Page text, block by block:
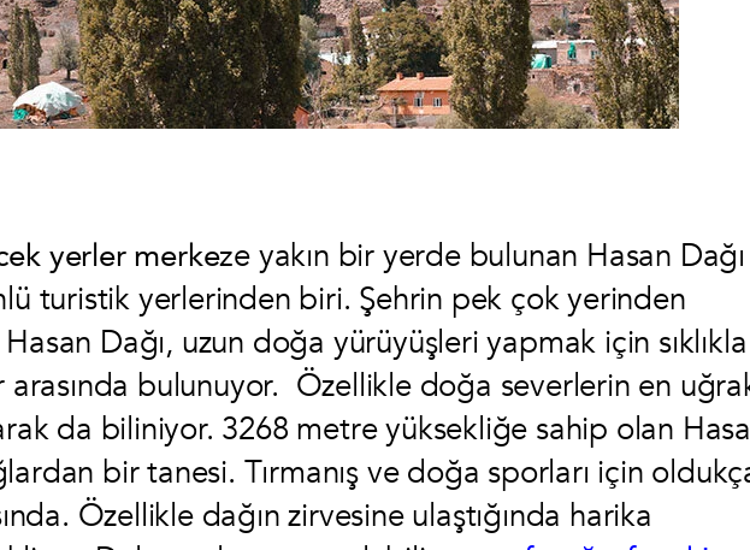
yerler merkeze yakın bir yerde bulunan Hasan Dağı
turistik yerlerinden biri. Şehrin pek çok yerinden
Dağı, uzun doğa yürüyüşleri yapmak için sıklıkla
bulunuyor. Özellikle doğa severlerin en
da biliniyor. 3268 metre yüksekliğe sahip olan
bir tanesi. Tırmanış ve doğa sporları için
Özellikle dağın zirvesine ulaştığında harika